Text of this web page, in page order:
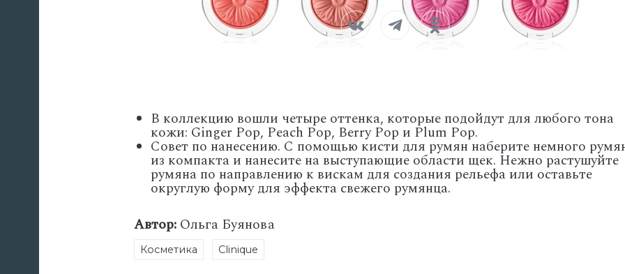
В коллекцию вошли четыре оттенка, которые подойдут для любого тона
кожи: Ginger Pop, Peach Pop, Berry Pop и Plum Pop.
Совет по нанесению. С помощью кисти для румян наберите немного
из компакта и нанесите на выступающие области щек. Нежно растушуйте
румяна по направлению к вискам для создания рельефа или оставьте
округлую форму для эффекта свежего румянца.
Автор: Ольга Буянова
Косметика Clinique